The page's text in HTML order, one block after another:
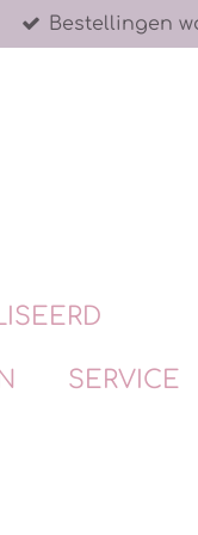
Bestellingen
SERVICE